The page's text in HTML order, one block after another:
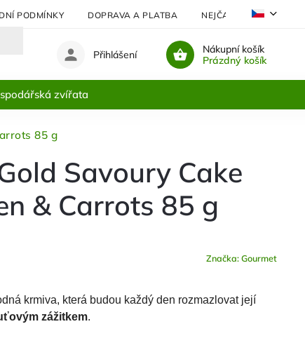
PODMÍNKY DOPRAVA A PLATBA NEJČASTĚJI KLADENÉ
Nákupní košík
Prázdný košík
Přihlášení
zvířata
85 g
Savoury Cake
& Carrots 85 g
Značka:Gourmet
krmiva, která budou každý den rozmazlovat její
zážitkem.